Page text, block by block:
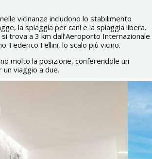
vicinanze includono lo stabilimento
la spiaggia per cani e la spiaggia libera.
si trova a 3 km dall’Aeroporto Internazionale
Federico Fellini, lo scalo più vicino.
molto la posizione, conferendole un
viaggio a due.